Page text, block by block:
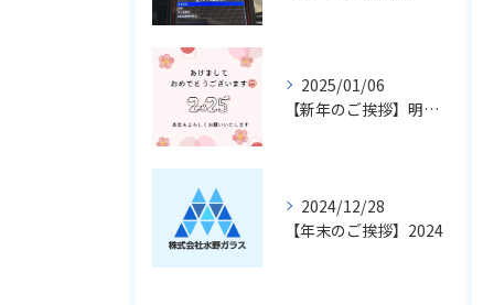
2025/01/06
【新年のご挨拶】明けましておめでとうございます
2024/12/28
【年末のご挨拶】2024